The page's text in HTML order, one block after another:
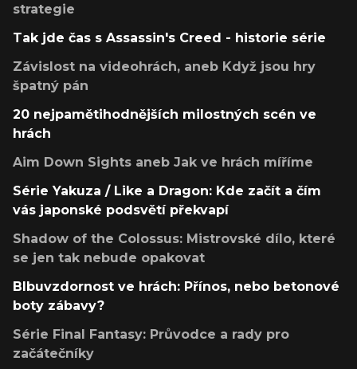
strategie
Tak jde čas s Assassin's Creed - historie série
Závislost na videohrách, aneb Když jsou hry
špatný pán
20 nejpamětihodnějších milostných scén ve
hrách
Aim Down Sights aneb Jak ve hrách míříme
Série Yakuza / Like a Dragon: Kde začít a čím
vás japonské podsvětí překvapí
Shadow of the Colossus: Mistrovské dílo, které
se jen tak nebude opakovat
Blbuvzdornost ve hrách: Přínos, nebo betonové
boty zábavy?
Série Final Fantasy: Průvodce a rady pro
začátečníky